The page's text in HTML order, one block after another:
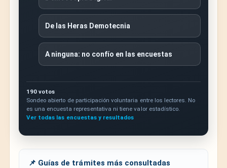
De las Heras Demotecnia
A ninguna: no confío en las encuestas
190 votos
Sondeo abierto de participación voluntaria entre los lectores. No
es una encuesta representativa ni tiene valor estadístico.
Ver todas las encuestas y resultados
📌 Guías de trámites más consultadas